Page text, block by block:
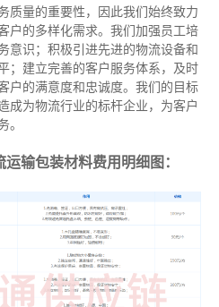
质量的重要性，因此我们始终致力
户的多样化需求。我们加强员工培
意识；积极引进先进的物流设备和
；建立完善的客户服务体系，及时
户的满意度和忠诚度。我们的目标
成为物流行业的标杆企业，为客户
。
输包装材料费用明细图：